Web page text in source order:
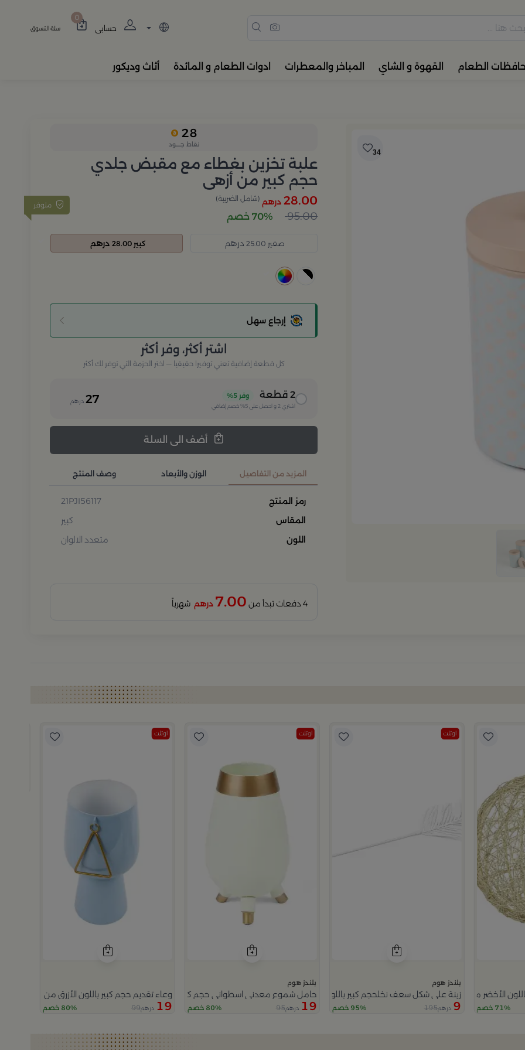
القهوة والشاي، أدوات المائدة، المباخر، والفواحات
حسابي
0
سلة التسوق
الطعام القهوة و الشاي المباخر والمعطرات ادوات الطعام و المائدة أثاث وديكور
34
28
نقاط جــــود
علبة تخزين بغطاء مع مقبض جلدي
حجم كبير من أزهى
متوفر 28.00درهم (شامل الضريبة)
95.00 70% خصم
صغير 25.00 درهم كبير 28.00 درهم
إرجاع سهل
اشتر أكثر، وفر أكثر
كل قطعة إضافية تعني توفيرا حقيقيا — اختر الحزمة التي توفر لك أكثر
2قطعة وفر 5%
اشتري 2 و احصل على 5% خصم إضافي 27درهم
أضف الى السلة
المزيد من التفاصيل
رمز المنتج
21PJI56117
المقاس
كبير
اللون
متعدد الالوان
الوزن والأبعاد وصف المنتج
4 دفعات تبدأ من 7.00 درهم شهرياً
الأخضر من أزهى
71% خصم
اوتلت
بلندز هوم
زينة على شكل سعف نخلحجم كبير باللون الأبيض من أزهى
9 درهم195 95% خصم
اوتلت
بلندز هوم
حامل شموع معدني اسطواني حجم كبير من أزهى
19 درهم95 80% خصم
اوتلت
وعاء تقديم حجم كبير باللون الأزرق من أزهى
19 درهم99 80% خصم